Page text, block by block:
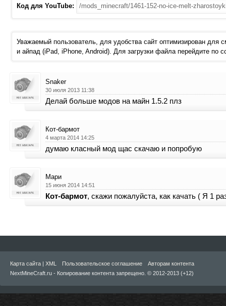
Код для YouTube:
Уважаемый пользователь, для удобства сайт оптимизирован для
и айпад (iPad, iPhone, Android). Для загрузки файла перейдите по
Snaker
30 июля 2013 11:38
Делай больше модов на майн 1.5.2 плз
Кот-бармот
4 марта 2014 14:25
думаю класный мод щас скачаю и попробую
Мари
15 июня 2014 14:51
Кот-бармот, скажи пожалуйста, как качать ( Я 1
Карта сайта | XML Пользовательское соглашение
Авторам контента
NextMineCraft.ru - Копирование контента запрещено. © 2012-2013 (+12)